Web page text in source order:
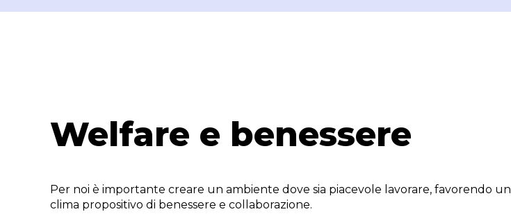
Welfare e benessere
Per noi è importante creare un ambiente dove sia piacevole lavorare, favorendo un
clima propositivo di benessere e collaborazione.